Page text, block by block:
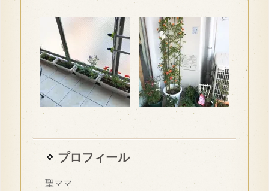
プロフィール
聖ママ